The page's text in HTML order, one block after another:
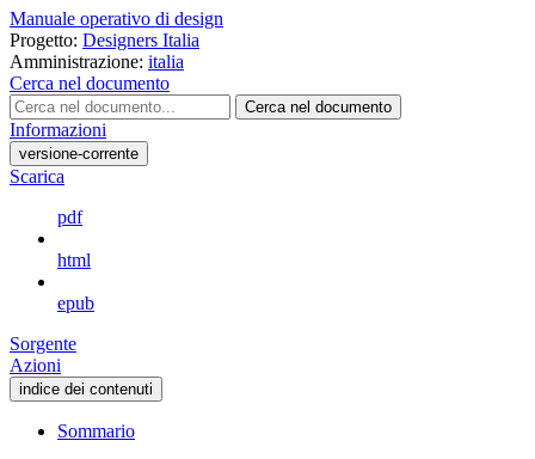
Manuale operativo di design
Progetto: Designers Italia
Amministrazione: italia
Cerca nel documento
Cerca nel documento
Informazioni
versione-corrente
Scarica
pdf
html
epub
Sorgente
Azioni
indice dei contenuti
Sommario